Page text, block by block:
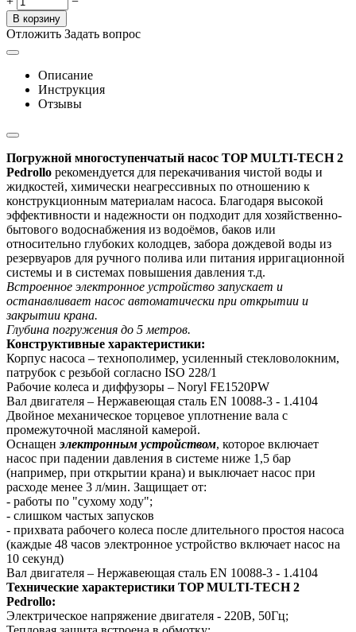
В корзину
Отложить Задать вопрос
Описание
Инструкция
Отзывы
Погружной многоступенчатый насос TOP MULTI-TECH 2
Pedrollo рекомендуется для перекачивания чистой воды и
жидкостей, химически неагрессивных по отношению к
конструкционным материалам насоса. Благодаря высокой
эффективности и надежности он подходит для хозяйственно-
бытового водоснабжения из водоёмов, баков или
относительно глубоких колодцев, забора дождевой воды из
резервуаров для ручного полива или питания ирригационной
системы и в системах повышения давления т.д.
Встроенное электронное устройство запускает и
останавливает насос автоматически при открытии и
закрытии крана.
Глубина погружения до 5 метров.
Конструктивные характеристики:
Корпус насоса – технополимер, усиленный стекловолокним,
патрубок с резьбой согласно ISO 228/1
Рабочие колеса и диффузоры – Noryl FE1520PW
Вал двигателя – Нержавеющая сталь EN 10088-3 - 1.4104
Двойное механическое торцевое уплотнение вала с
промежуточной масляной камерой.
Оснащенэлектронным устройством, которое включает
насос при падении давления в системе ниже 1,5 бар
(например, при открытии крана) и выключает насос при
расходе менее 3 л/мин. Защищает от:
- работы по "сухому ходу";
- слишком частых запусков
- прихвата рабочего колеса после длительного простоя насоса
(каждые 48 часов электронное устройство включает насос на
10 секунд)
Вал двигателя – Нержавеющая сталь EN 10088-3 - 1.4104
Технические характеристики TOP MULTI-TECH 2
Pedrollo:
Электрическое напряжение двигателя - 220В, 50Гц;